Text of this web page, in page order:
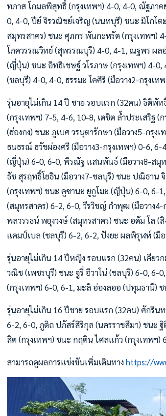
ทภาส โกมลพิสุทธิ์ (กรุงเทพฯ) 4-0, 4-0, ณัฐภา
0, 4-0, ปีย์ จิรวณิชย์เจริญ (นนทบุรี) ชนะ มิโกโ
สมุทรสาคร) ชนะ ศุภกร พันกะหรัด (กรุงเทพฯ)
โภควรรณวิทย์ (สุพรรณบุรี) 4-0, 4-1, ณฐพร ผล
(ญี่ปุ่น) ชนะ อิทธิเชษฐ์ วโรภาษ (กรุงเทพฯ) 4-
(ชลบุรี) 4-0, 4-0, ธรรมะ โคศิริ (มือวาง2-กรุงเ
รุ่นอายุไม่เกิน 14 ปี ชาย รอบแรก (32คน) ธิติพั
(กรุงเทพฯ) 7-5, 4-6, 10-8, เตชิต ล้ำประเสริฐ
(ฮ่องกง) ชนะ ภูเบศ วรนุตารักษา (มือวาง5-กรุ
ธนธรณ์ ธวัชผ่องศรี (มือวาง3-กรุงเทพฯ) 0-6,
(ญี่ปุ่น) 6-0, 6-0, พีรณัฐ แสนพันธ์ (มือวาง8-สมุ
ธัช สุรฤทธิ์โยธิน (มือวาง7-ชลบุรี) ชนะ ปณิธาน
(กรุงเทพฯ) ชนะ คูซานะ ยูกูโมะ (ญีปุ่น) 6-0,
(สมุทรสาคร) 6-2, 6-0, วีรวิชญ์ กำพุฒ (มือวาง
พลวรรธน์ พยุงวงษ์ (สมุทรสาคร) ชนะ อดัม โล (
แคมป์เบล (ชลบุรี) 6-2, 6-2, ปังยะ ผลพิรุฬห์ (มื
รุ่นอายุไม่เกิน 14 ปีหญิง รอบแรก (32คน) เคีย
วณิช (เพชรบุรี) ชนะ จูรี่ อีวาโน่ (ชลบุรี) 6-0, 6-
(กรุงเทพฯ) 6-0, 6-1, มะลิ อ่องลออ (ปทุมธานี)
รุ่นอายุไม่เกิน 16 ปีชาย รอบแรก (32คน) ศักริน
6-2, 6-0, ภูดิถ ปภัสร์สิริกุล (นครราชสีมา) ชนะ
สิต (กรุงเทพฯ) ชนะ กฤติน ไศลแก้ว (กรุงเทพฯ)
สามารถดูผลการแข่งขันเพิ่มเติมทางhttps://